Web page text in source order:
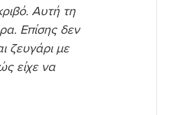
Αυτή τη
Επίσης δεν
ζευγάρι με
είχε να